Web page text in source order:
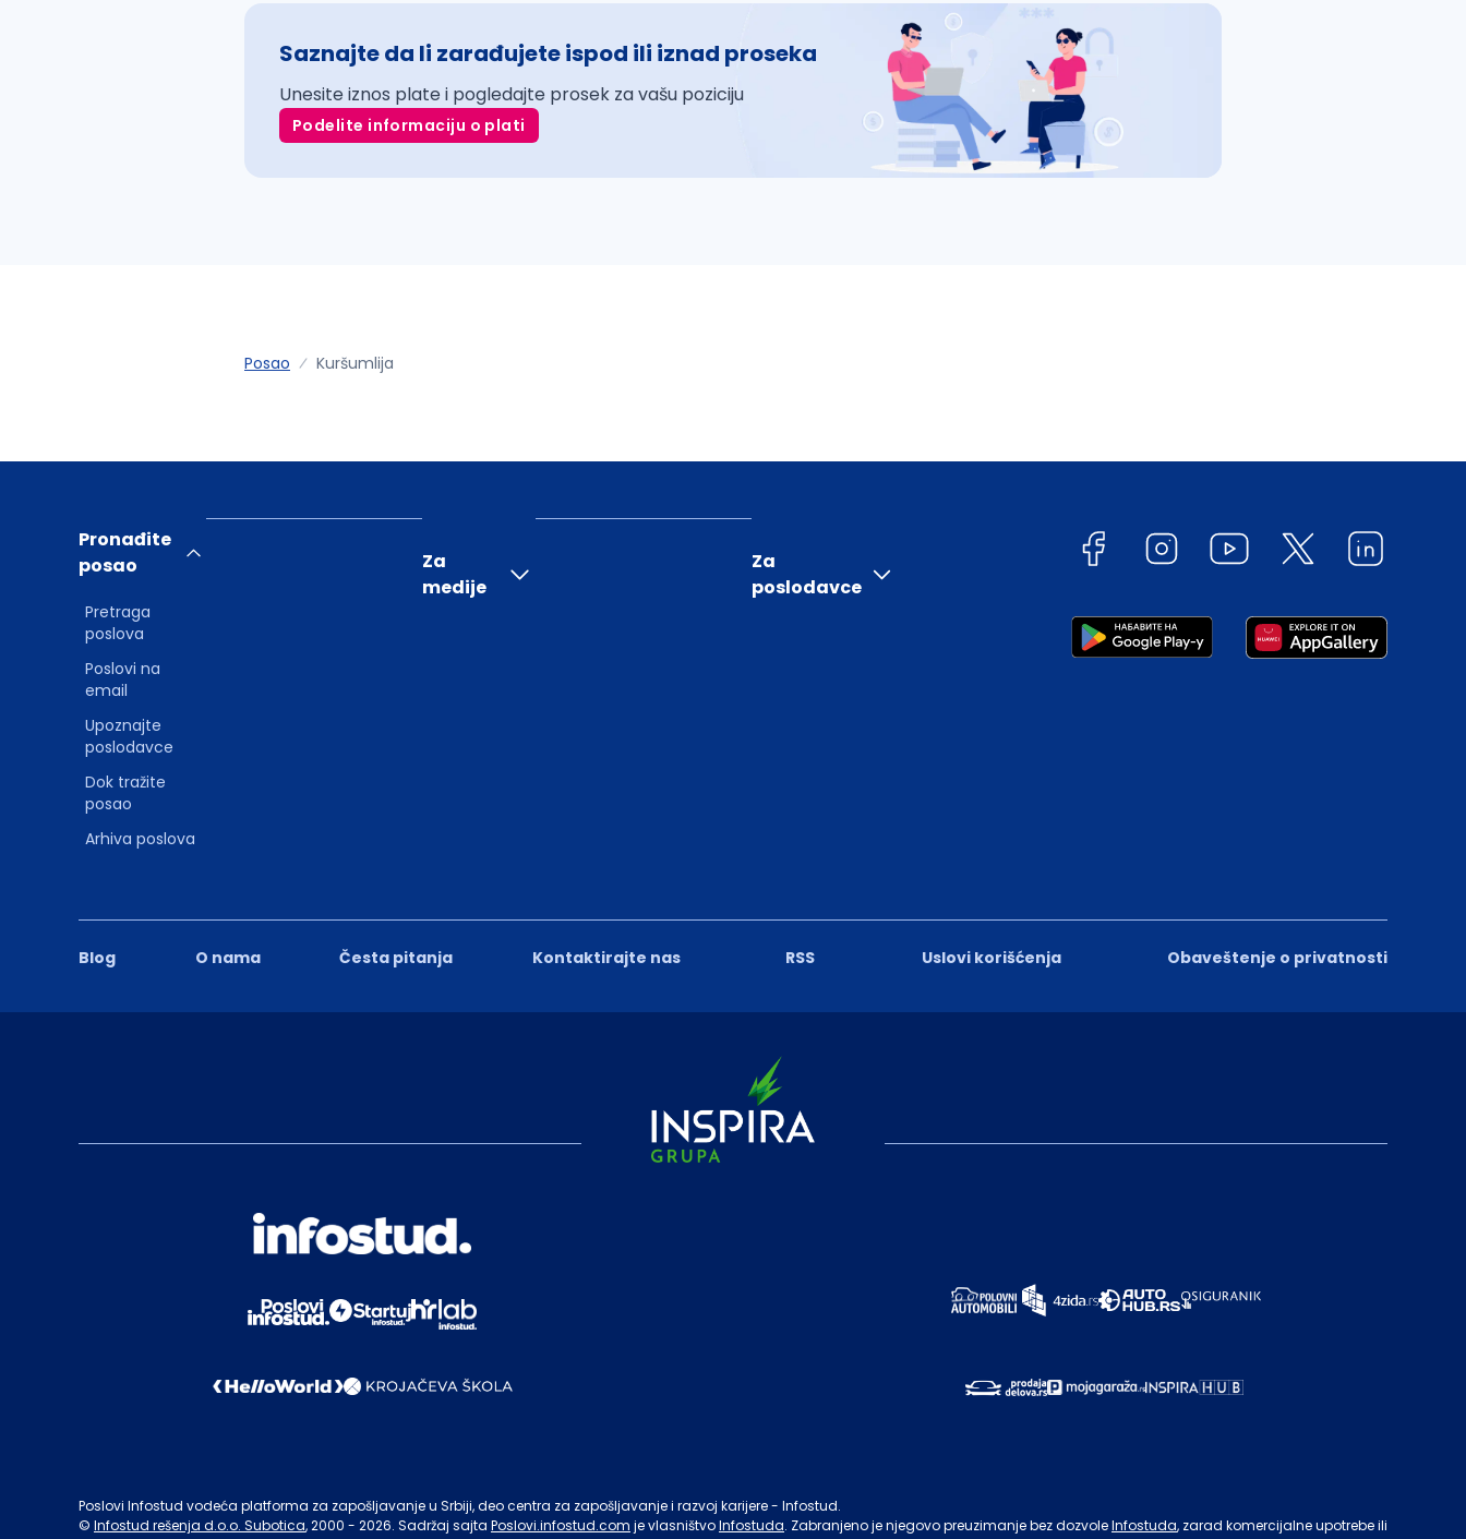
Saznajte da li zarađujete ispod ili iznad proseka
Unesite iznos plate i pogledajte prosek za vašu poziciju
Podelite informaciju o plati
Posao Kuršumlija
Blog O nama Česta pitanja Kontaktirajte nas RSS Uslovi korišćenja Obaveštenje o privatnosti
Pronađite
posao
Pretraga
poslova
Poslovi na
email
Upoznajte
poslodavce
Dok tražite
posao
Arhiva poslova
Za
medije
Za
poslodavce
Poslovi Infostud vodeća platforma za zapošljavanje u Srbiji, deo centra za zapošljavanje i razvoj karijere - Infostud.
© Infostud rešenja d.o.o. Subotica, 2000 - 2026. Sadržaj sajta Poslovi.infostud.com je vlasništvoInfostuda. Zabranjeno je njegovo preuzimanje bez dozvoleInfostuda, zarad komercijalne upotrebe ili